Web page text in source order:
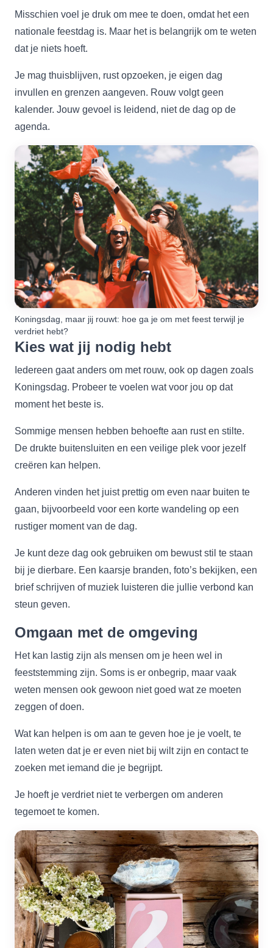
Misschien voel je druk om mee te doen, omdat het een
nationale feestdag is. Maar het is belangrijk om te weten
dat je niets hoeft.
Je mag thuisblijven, rust opzoeken, je eigen dag
invullen en grenzen aangeven. Rouw volgt geen
kalender. Jouw gevoel is leidend, niet de dag op de
agenda.
Koningsdag, maar jij rouwt: hoe ga je om met feest terwijl je
verdriet hebt?
Kies wat jij nodig hebt
Iedereen gaat anders om met rouw, ook op dagen zoals
Koningsdag. Probeer te voelen wat voor jou op dat
moment het beste is.
Sommige mensen hebben behoefte aan rust en stilte.
De drukte buitensluiten en een veilige plek voor jezelf
creëren kan helpen.
Anderen vinden het juist prettig om even naar buiten te
gaan, bijvoorbeeld voor een korte wandeling op een
rustiger moment van de dag.
Je kunt deze dag ook gebruiken om bewust stil te staan
bij je dierbare. Een kaarsje branden, foto’s bekijken, een
brief schrijven of muziek luisteren die jullie verbond kan
steun geven.
Omgaan met de omgeving
Het kan lastig zijn als mensen om je heen wel in
feeststemming zijn. Soms is er onbegrip, maar vaak
weten mensen ook gewoon niet goed wat ze moeten
zeggen of doen.
Wat kan helpen is om aan te geven hoe je je voelt, te
laten weten dat je er even niet bij wilt zijn en contact te
zoeken met iemand die je begrijpt.
Je hoeft je verdriet niet te verbergen om anderen
tegemoet te komen.